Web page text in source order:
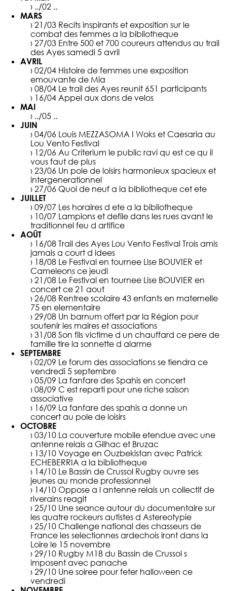
› ../02 ..
MARS
› 21/03 Recits inspirants et exposition sur le
combat des femmes a la bibliotheque
› 27/03 Entre 500 et 700 coureurs attendus au trail
des Ayes samedi 5 avril
AVRIL
› 02/04 Histoire de femmes une exposition
emouvante de Mia
› 08/04 Le trail des Ayes reunit 651 participants
› 16/04 Appel aux dons de velos
MAI
› ../05 ..
JUIN
› 04/06 Louis MEZZASOMA I Woks et Caesaria au
Lou Vento Festival
› 12/06 Au Criterium le public ravi qu est ce qu il
vous faut de plus
› 23/06 Un pole de loisirs harmonieux spacieux et
intergenerationnel
› 27/06 Quoi de neuf a la bibliotheque cet ete
JUILLET
› 09/07 Les horaires d ete a la bibliotheque
› 10/07 Lampions et defile dans les rues avant le
traditionnel feu d artifice
AOÛT
› 16/08 Trail des Ayes Lou Vento Festival Trois amis
jamais a court d idees
› 18/08 Le Festival en tournee Lise BOUVIER et
Cameleons ce jeudi
› 21/08 Le Festival en tournee Lise BOUVIER en
concert ce 21 aout
› 26/08 Rentree scolaire 43 enfants en maternelle
75 en elementaire
› 29/08 Un barnum offert par la Région pour
soutenir les maires et associations
› 31/08 Son fils victime d un chauffard ce pere de
famille tire la sonnette d alarme
SEPTEMBRE
› 02/09 Le forum des associations se tiendra ce
vendredi 5 septembre
› 05/09 La fanfare des Spahis en concert
› 08/09 C est reparti pour une riche saison
associative
› 16/09 La fanfare des spahis a donne un
concert au pole de loisirs
OCTOBRE
› 03/10 La couverture mobile etendue avec une
antenne relais a Gilhac et Bruzac
› 13/10 Voyage en Ouzbekistan avec Patrick
ECHEBERRIA a la bibliotheque
› 14/10 Le Bassin de Crussol Rugby ouvre ses
jeunes au monde professionnel
› 14/10 Oppose a l antenne relais un collectif de
riverains reagit
› 25/10 Une seance autour du documentaire sur
les quatre rockeurs autistes d Astereotypie
› 25/10 Challenge national des chasseurs de
France les selectionnes ardechois iront dans la
Loire le 15 novembre
› 29/10 Rugby M18 du Bassin de Crussol s
imposent avec panache
› 29/10 Une soiree pour feter halloween ce
vendredi